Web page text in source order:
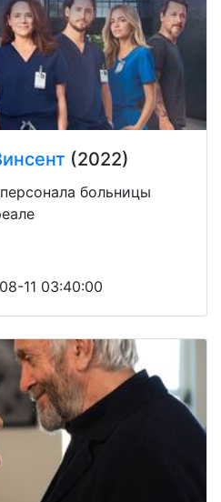
(2022)
больницы
11 03:40:00